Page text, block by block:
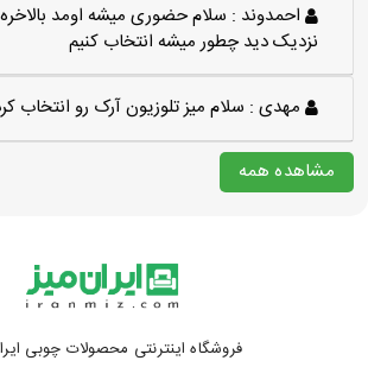
احمدوند : سلام حضوری میشه اومد بالاخره
نزدیک دید چطور میشه انتخاب کنیم
مهدی : سلام میز تلوزیون آرک رو انتخاب
مشاهده همه
فروشگاه اینترنتی محصولات چوبی